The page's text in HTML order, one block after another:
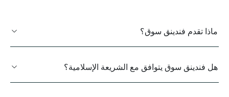
ﻣﺎذا ﺗﻘﺪم فندينق سوق؟
هل فندينق سوق يتوافق مع الشريعة الإسلامية؟